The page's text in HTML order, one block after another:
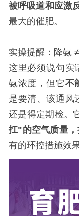
被呼吸道和应激
最大的催肥。
实操提醒：降氨
这里必须说句实
氨浓度，但它不
是要清、该通风
还是得定期检。
扛"的空气质量
有的环控措施效